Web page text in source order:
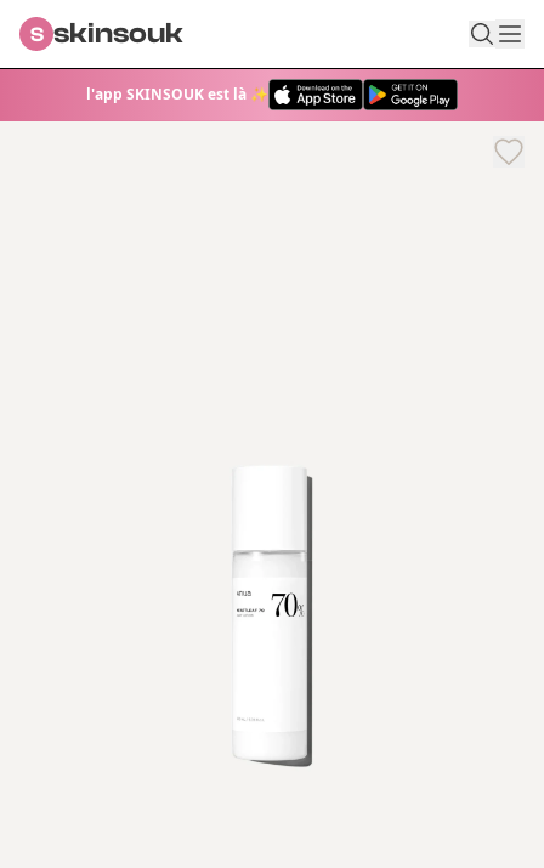
l'app SKINSOUK est là ✨
S skinsouk